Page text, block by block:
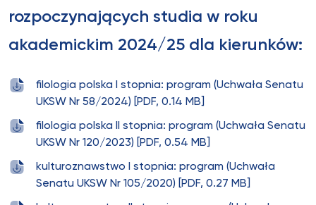
rozpoczynających studia w roku
akademickim 2024/25 dla kierunków:
filologia polska I stopnia: program (Uchwała Senatu
UKSW Nr 58/2024) [PDF, 0.14 MB]
filologia polska II stopnia: program (Uchwała Senatu
UKSW Nr 120/2023) [PDF, 0.54 MB]
kulturoznawstwo I stopnia: program (Uchwała
Senatu UKSW Nr 105/2020) [PDF, 0.27 MB]